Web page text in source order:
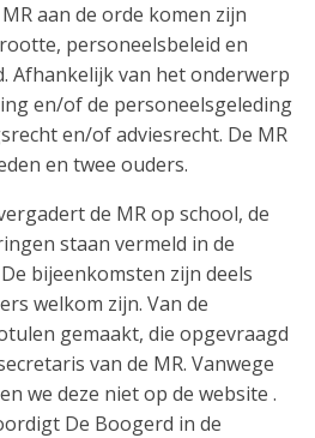
aan de orde komen zijn
personeelsbeleid en
Afhankelijk van het onderwerp
en/of de personeelsgeleding
en/of adviesrecht. De MR
en twee ouders.
de MR op school, de
staan vermeld in de
bijeenkomsten zijn deels
welkom zijn. Van de
gemaakt, die opgevraagd
van de MR. Vanwege
we deze niet op de website .
De Boogerd in de